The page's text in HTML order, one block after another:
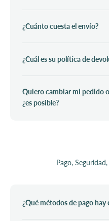
¿Cuánto cuesta el envío?
¿Cuál es su política de
Quiero cambiar mi pedido
¿es posible?
Pago,
¿Qué métodos de pago hay